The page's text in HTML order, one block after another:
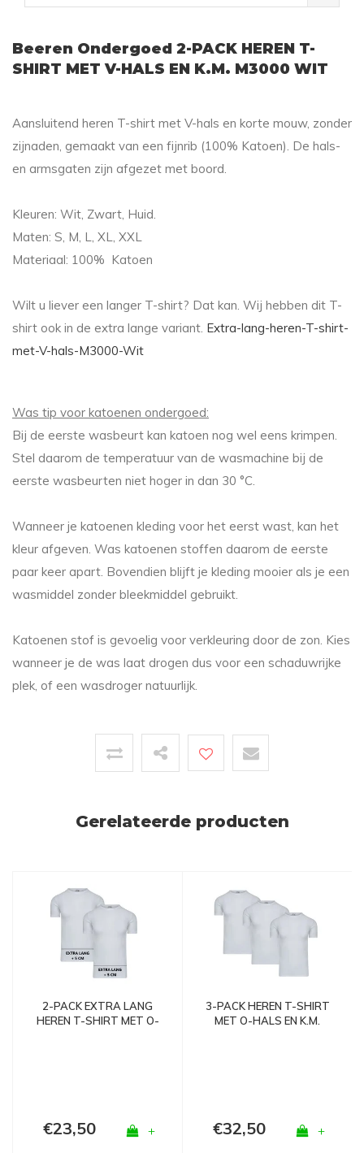
Beeren Ondergoed 2-PACK HEREN T-
SHIRT MET V-HALS EN K.M. M3000 WIT
Aansluitend heren T-shirt met V-hals en korte mouw, zonder
zijnaden, gemaakt van een fijnrib (100% Katoen). De hals-
en armsgaten zijn afgezet met boord.
Kleuren: Wit, Zwart, Huid.
Maten: S, M, L, XL, XXL
Materiaal: 100% Katoen
Wilt u liever een langer T-shirt? Dat kan. Wij hebben dit T-
shirt ook in de extra lange variant. Extra-lang-heren-T-shirt-
met-V-hals-M3000-Wit
Was tip voor katoenen ondergoed:
Bij de eerste wasbeurt kan katoen nog wel eens krimpen.
Stel daarom de temperatuur van de wasmachine bij de
eerste wasbeurten niet hoger in dan 30 °C.
Wanneer je katoenen kleding voor het eerst wast, kan het
kleur afgeven. Was katoenen stoffen daarom de eerste
paar keer apart. Bovendien blijft je kleding mooier als je een
wasmiddel zonder bleekmiddel gebruikt.
Katoenen stof is gevoelig voor verkleuring door de zon. Kies
wanneer je de was laat drogen dus voor een schaduwrijke
plek, of een wasdroger natuurlijk.
Gerelateerde producten
2-PACK EXTRA LANG
HEREN T-SHIRT MET O-
€23,50 +
3-PACK HEREN T-SHIRT
MET O-HALS EN K.M.
€32,50 +